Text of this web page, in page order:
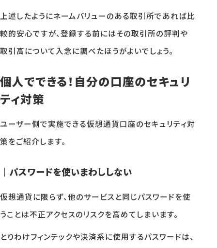
上述したようにネームバリューのある取引所であれば比
較的安心ですが、登録する前にはその取引所の評判や
取引高について入念に調べたほうがよいでしょう。
個人でできる！自分の口座のセキュリ
ティ対策
ユーザー側で実施できる仮想通貨口座のセキュリティ対
策をご紹介します。
｜パスワードを使いまわししない
仮想通貨に限らず、他のサービスと同じパスワードを使
うことは不正アクセスのリスクを高めてしまいます。
とりわけフィンテックや決済系に使用するパスワードは、